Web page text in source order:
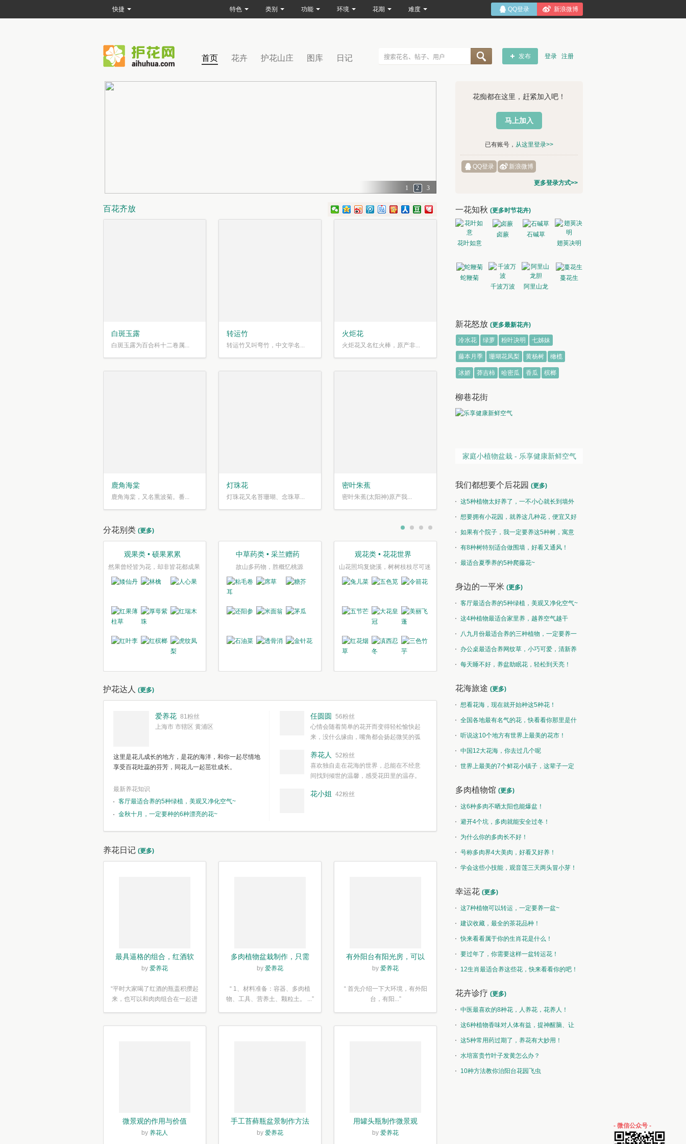
首页 花卉 护花山庄 图库 日记 发布 登录 注册
1 2 3
百花齐放
白斑玉露
白斑玉露为百合科十二卷属...
转运竹
转运竹又叫弯竹，中文学名...
火炬花
火炬花又名红火棒，原产非...
鹿角海棠
鹿角海棠，又名熏波菊。番...
灯珠花
灯珠花又名苔珊瑚、念珠草...
密叶朱蕉
密叶朱蕉(太阳神)原产我...
分花别类 (更多)
观果类 • 硕果累累
然果曾经皆为花，却非皆花都成果
中草药类 • 采兰赠药
故山多药物，胜概忆桃源
观花类 • 花花世界
山花照坞复烧溪，树树枝枝尽可迷 野火烧不尽，春风吹又生
护花达人 (更多)
爱养花 81粉丝
上海市 市辖区 黄浦区
这里是花儿成长的地方，是花的海洋，和你一起尽情地
享受百花吐蕊的芬芳，同花儿一起茁壮成长。
最新养花知识
客厅最适合养的5种绿植，美观又净化空气~
金秋十月，一定要种的6种漂亮的花~
任圆圆
56粉丝
心情会随着简单的花开而变得轻松愉快起
来，没什么缘由，嘴角都会扬起微笑的弧
简单愉快的心情，这些都不需要想得太多，其实都是
我们自己复杂了生活和心境。
养花人
52粉丝
喜欢独自走在花海的世界，总能在不经意
间找到倾世的温馨，感受花田里的温存。
花小姐 42粉丝
养花日记 (更多)
最具逼格的组合，红酒软
木塞diy多肉植物盆栽
by 爱养花
“平时大家喝了红酒的瓶盖积攒起
来，也可以和肉肉组合在一起进
多肉植物盆栽制作，只需
简单6步
by 爱养花
“ 1、材料准备：容器、多肉植
物、工具、营养土、颗粒土。 ...”
有外阳台有阳光房，可以
露养！为了肉肉，任性又
by 爱养花
“ 首先介绍一下大环境，有外阳
台，有阳...”
微景观的作用与价值
by 养花人
手工苔藓瓶盆景制作方法
by 爱养花
用罐头瓶制作微景观
by 爱养花
花痴都在这里，赶紧加入吧！
马上加入
已有账号， 从这里登录>>
QQ登录 新浪微博
更多登录方式>>
一花知秋 (更多时节花卉)
花叶如意
卤蕨
石碱草
翅荚决明
蛇鞭菊
千波万波
阿里山龙
蔓花生
新花怒放 (更多最新花卉)
冷水花 绿萝 粉叶决明 七姊妹
藤本月季 珊瑚花凤梨 黄杨树 橄榄
冰娇 莽吉柿 哈密瓜 香瓜 槟榔
柳巷花街
家庭小植物盆栽 - 乐享健康新鲜空气
我们都想要个后花园 (更多)
这5种植物太好养了，一不小心就长到墙外
了~想要拥有小花园，就养这几种花，便宜又好
养！如果有个院子，我一定要养这5种树，寓意
特别好！
有8种树特别适合做围墙，好看又通风！
最适合夏季养的5种爬藤花~
身边的一平米 (更多)
客厅最适合养的5种绿植，美观又净化空气~
这4种植物最适合家里养，越养空气越干
净！八九月份最适合养的三种植物，一定要养一
盆呀~
办公桌最适合养网纹草，小巧可爱，清新养
眼！每天睡不好，养盆助眠花，轻松到天亮！
花海旅途 (更多)
想看花海，现在就开始种这5种花！
全国各地最有名气的花，快看看你那里是什
么花儿！
听说这10个地方有世界上最美的花市！
中国12大花海，你去过几个呢
世界上最美的7个鲜花小镇子，这辈子一定
多肉植物馆 (更多)
这6种多肉不晒太阳也能爆盆！
避开4个坑，多肉就能安全过冬！
为什么你的多肉长不好！
号称多肉界4大美肉，好看又好养！
学会这些小技能，观音莲三天两头冒小芽！
幸运花 (更多)
这7种植物可以转运，一定要养一盆~
建议收藏，最全的茶花品种！
快来看看属于你的生肖花是什么！
要过年了，你需要这样一盆转运花！
12生肖最适合养这些花，快来看看你的吧！
花卉诊疗 (更多)
中医最喜欢的8种花，人养花，花养人！
这6种植物香味对人体有益，提神醒脑、让
你睡的香、身体棒。
这5种常用药过期了，养花有大妙用！
水培富贵竹叶子发黄怎么办？
10种方法教你治阳台花园飞虫
快捷 特色 类别 功能 环境 花期 难度 QQ登录 新浪微博
- 微信公众号 -